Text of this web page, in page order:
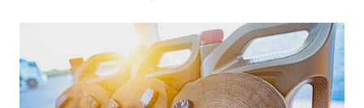
T9 Пикап
от 3 619 000 ₽*